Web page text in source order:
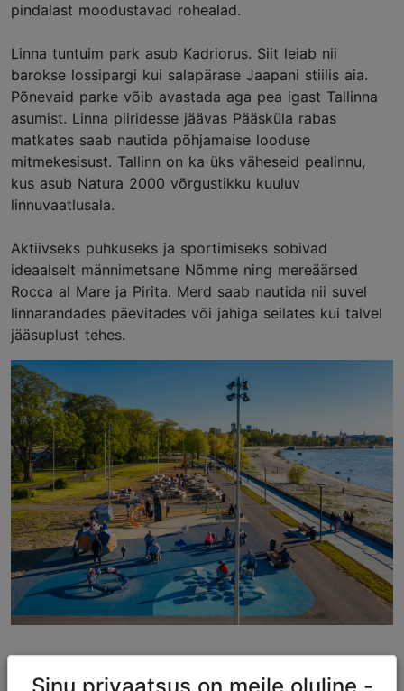
pindalast moodustavad rohealad.
Linna tuntuim park asub Kadriorus. Siit leiab nii
barokse lossipargi kui salapärase Jaapani stiilis aia.
Põnevaid parke võib avastada aga pea igast Tallinna
asumist. Linna piiridesse jäävas Pääsküla rabas
matkates saab nautida põhjamaise looduse
mitmekesisust. Tallinn on ka üks väheseid pealinnu,
kus asub Natura 2000 võrgustikku kuuluv
linnuvaatlusala.
Aktiivseks puhkuseks ja sportimiseks sobivad
ideaalselt männimetsane Nõmme ning mereäärsed
Rocca al Mare ja Pirita. Merd saab nautida nii suvel
linnarandades päevitades või jahiga seilates kui talvel
jääsuplust tehes.